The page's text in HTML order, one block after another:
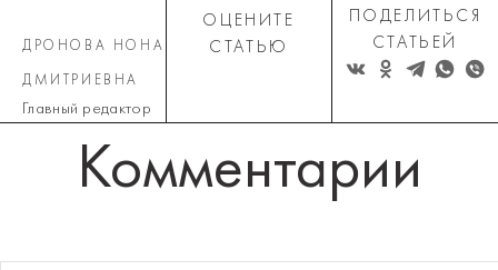
ДРОНОВА НОНА
ДМИТРИЕВНА
Главный редактор
ОЦЕНИТЕ
СТАТЬЮ
ПОДЕЛИТЬСЯ
СТАТЬЕЙ
Комментарии